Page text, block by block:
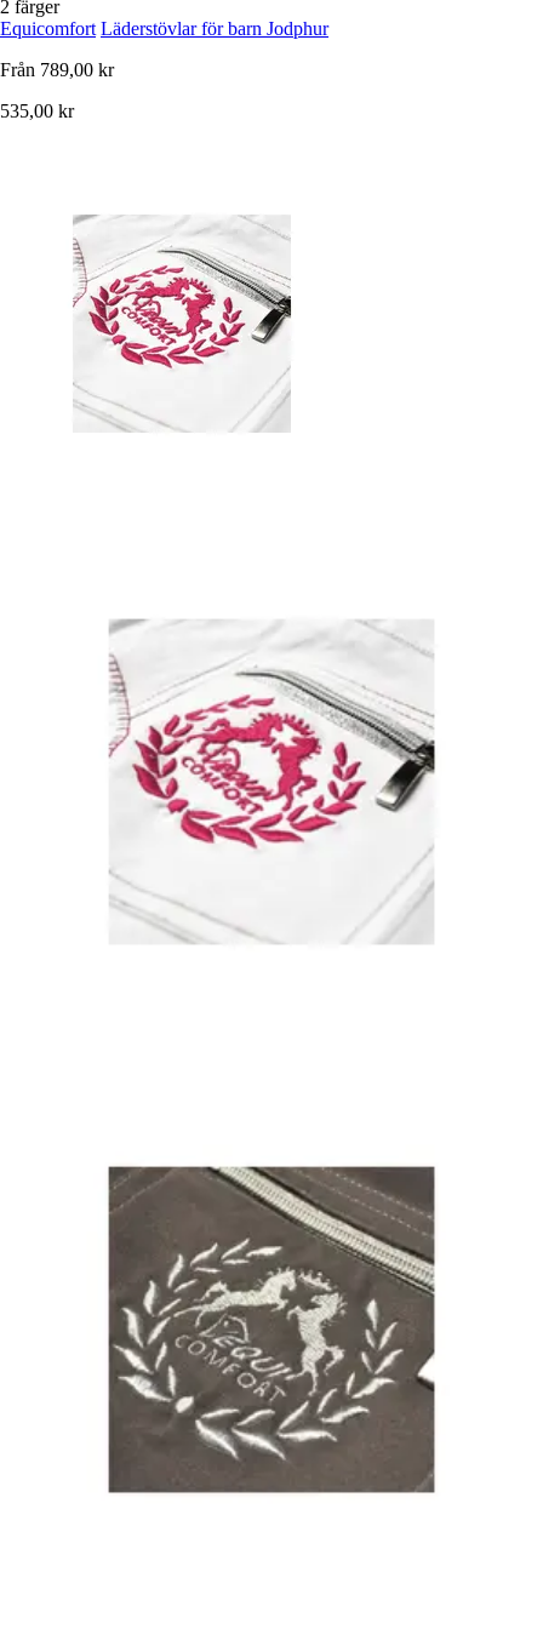
2 färger
Equicomfort Läderstövlar för barn Jodphur
Från 789,00 kr
535,00 kr